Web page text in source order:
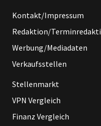
Kontakt/Impressum
Redaktion/
Werbung/Mediadaten
Verkaufsstellen
Stellenmarkt
VPN Vergleich
Finanz Vergleich